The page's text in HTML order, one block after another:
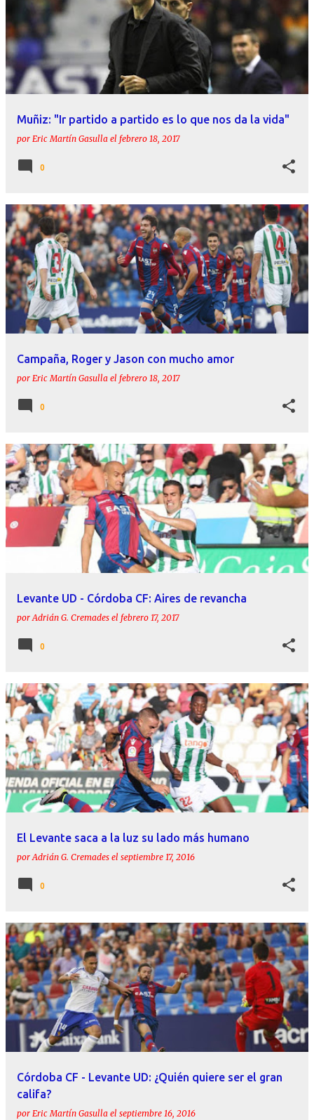
Muñiz: "Ir partido a partido es lo que nos da la vida"
por Eric Martín Gasulla el febrero 18, 2017
0
Campaña, Roger y Jason con mucho amor
por Eric Martín Gasulla el febrero 18, 2017
0
Levante UD - Córdoba CF: Aires de revancha
porAdrián G. Cremades el febrero 17, 2017
0
El Levante saca a la luz su lado más humano
porAdrián G. Cremades el septiembre 17, 2016
0
Córdoba CF - Levante UD: ¿Quién quiere ser el gran
califa?
por Eric Martín Gasulla el septiembre 16, 2016